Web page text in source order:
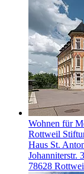
Wohnen für
Rottweil
Haus St.
Johanniterstr.
78628